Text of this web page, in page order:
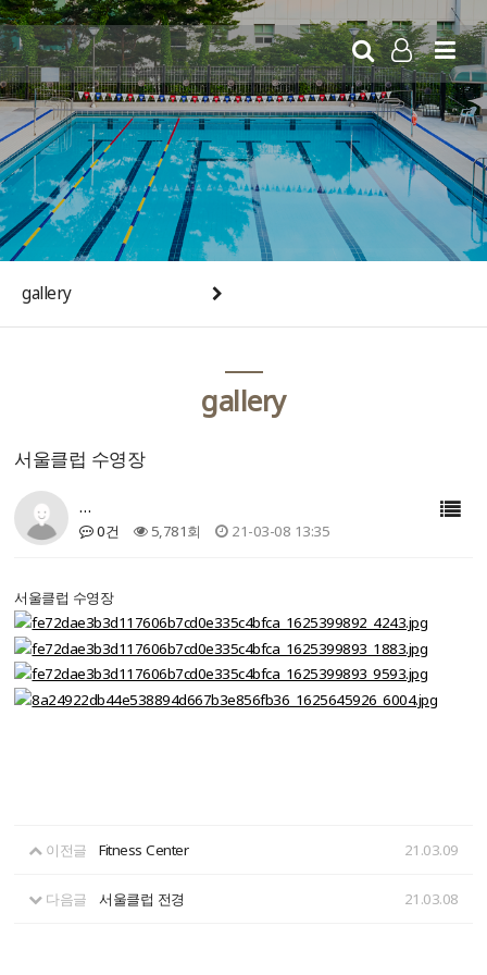
LOG IN
gallery
gallery
서울클럽 수영장
…
0건 5,781회 21-03-08 13:35
서울클럽 수영장
이전글 Fitness Center 21.03.09
다음글 서울클럽 전경 21.03.08